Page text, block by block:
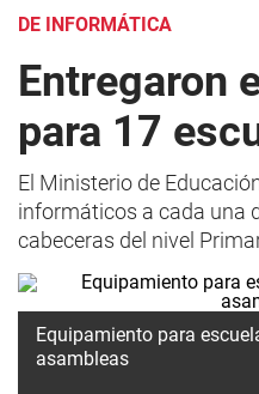
DE INFORMÁTICA
Entregaron
para 17
El Ministerio de
informáticos a cada una
cabeceras del nivel
Equipamiento para
asambleas